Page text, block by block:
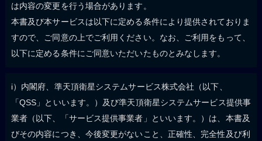
は内容の変更を行う場合があります。
本書及び本サービスは以下に定める条件により提供されておりま
すので、ご同意の上でご利用ください。なお、ご利用をもって、
以下に定める条件にご同意いただいたものとみなします。
i）内閣府、準天頂衛星システムサービス株式会社（以下、
「QSS」といいます。）及び準天頂衛星システムサービス提供事
業者（以下、「サービス提供事業者」といいます。）は、本書及
びその内容につき、今後変更がないこと、正確性、完全性及び利